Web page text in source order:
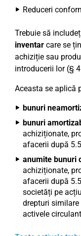
Reduceri
Trebuie să
inventar care se
achiziție sau
introducerii lor (§
Aceasta se aplică
bunuri
bunuri
achiziționate,
afacerii după
anumite bunuri
achiziționate,
afacerii după
societăți pe
drepturi
activele